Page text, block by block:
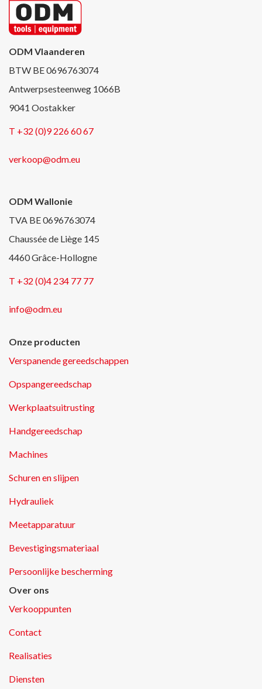
ODM Vlaanderen
BTW BE 0696763074
Antwerpsesteenweg 1066B
9041 Oostakker
T +32 (0)9 226 60 67
verkoop@odm.eu
ODM Wallonie
TVA BE 0696763074
Chaussée de Liège 145
4460 Grâce-Hollogne
T +32 (0)4 234 77 77
info@odm.eu
Onze producten
Verspanende gereedschappen
Opspangereedschap
Werkplaatsuitrusting
Handgereedschap
Machines
Schuren en slijpen
Hydrauliek
Meetapparatuur
Bevestigingsmateriaal
Persoonlijke bescherming
Over ons
Verkooppunten
Contact
Realisaties
Diensten